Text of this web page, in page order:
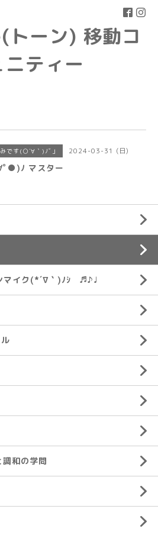
ーン) 移動コ
ニティー
です(○´∀｀)ﾉﾞ」 2024-03-31 (日)
●)ﾉ マスター
イク(*´∇｀)ﾉｼ ♬♪♩
和の学問